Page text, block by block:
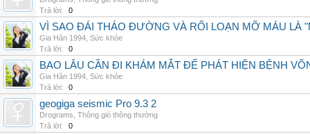
Trả lời:
0
VÌ SAO ĐÁI THÁO ĐƯỜNG VÀ RỐI LOẠN MỠ MÁU LÀ
Gia Hân 1994 Sức khỏe
Trả lời:
0
BAO LÂU CẦN ĐI KHÁM MẮT ĐỂ PHÁT HIỆN BỆNH
Gia Hân 1994 Sức khỏe
Trả lời:
0
geogiga seismic Pro 9.3 2
Drograms Thông gió thông thường
Trả lời:
0